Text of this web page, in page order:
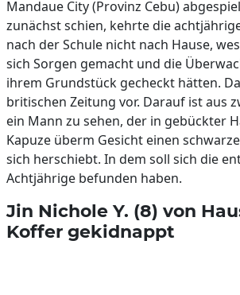
Mandaue City (Provinz Cebu)
zunächst schien, kehrte die
nach der Schule nicht nach Hause,
sich Sorgen gemacht und die
ihrem Grundstück gecheckt hätten.
britischen Zeitung vor. Darauf ist aus
ein Mann zu sehen, der in gebückter
Kapuze überm Gesicht einen
sich herschiebt. In dem soll sich die
Achtjährige befunden haben.
Jin Nichole Y. (8) von
Koffer gekidnappt